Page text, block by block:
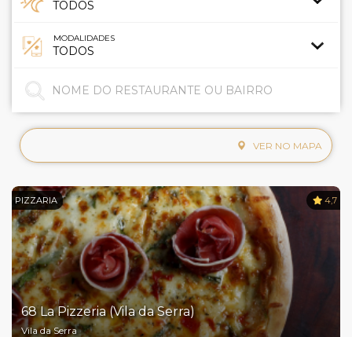
MODALIDADES
VER NO MAPA
PIZZARIA 4,7
68 La Pizzeria (Vila da Serra)
Vila da Serra